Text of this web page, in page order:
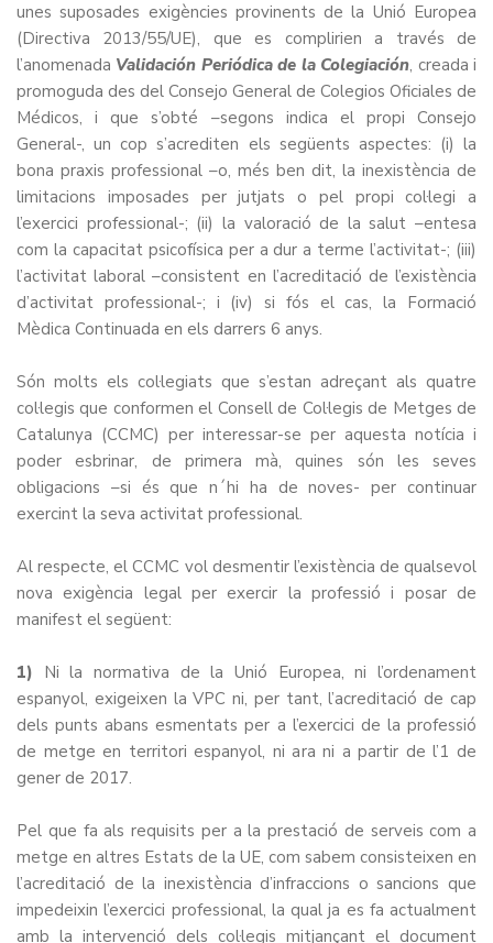
unes suposades exigències provinents de la Unió Europea
(Directiva 2013/55/UE), que es complirien a través de
l’anomenada Validación Periódica de la Colegiación, creada i
promoguda des del Consejo General de Colegios Oficiales de
Médicos, i que s’obté –segons indica el propi Consejo
General-, un cop s’acrediten els següents aspectes: (i) la
bona praxis professional –o, més ben dit, la inexistència de
limitacions imposades per jutjats o pel propi col·legi a
l’exercici professional-; (ii) la valoració de la salut –entesa
com la capacitat psicofísica per a dur a terme l’activitat-; (iii)
l’activitat laboral –consistent en l’acreditació de l’existència
d’activitat professional-; i (iv) si fós el cas, la Formació
Mèdica Continuada en els darrers 6 anys.
Són molts els col·legiats que s’estan adreçant als quatre
col·legis que conformen el Consell de Col·legis de Metges de
Catalunya (CCMC) per interessar-se per aquesta notícia i
poder esbrinar, de primera mà, quines són les seves
obligacions –si és que n´hi ha de noves- per continuar
exercint la seva activitat professional.
Al respecte, el CCMC vol desmentir l’existència de qualsevol
nova exigència legal per exercir la professió i posar de
manifest el següent:
1) Ni la normativa de la Unió Europea, ni l’ordenament
espanyol, exigeixen la VPC ni, per tant, l’acreditació de cap
dels punts abans esmentats per a l’exercici de la professió
de metge en territori espanyol, ni ara ni a partir de l’1 de
gener de 2017.
Pel que fa als requisits per a la prestació de serveis com a
metge en altres Estats de la UE, com sabem consisteixen en
l’acreditació de la inexistència d’infraccions o sancions que
impedeixin l’exercici professional, la qual ja es fa actualment
amb la intervenció dels col·legis mitjançant el document